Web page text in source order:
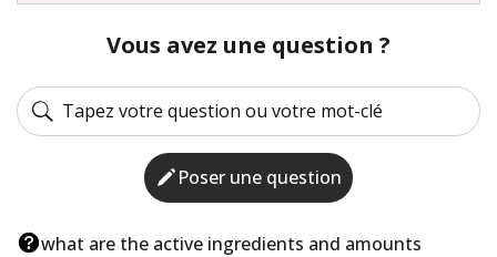
Vous avez une question ?
Poser une question
what are the active ingredients and amounts